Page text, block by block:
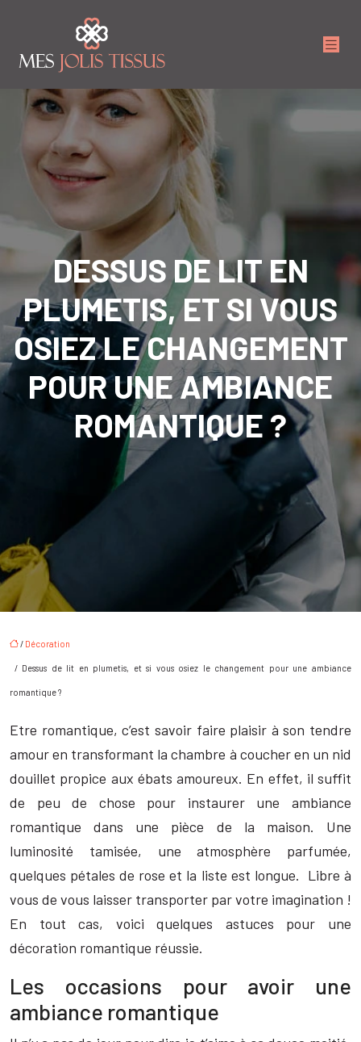
DESSUS DE LIT EN
PLUMETIS, ET SI VOUS
OSIEZ LE CHANGEMENT
POUR UNE AMBIANCE
ROMANTIQUE ?
/ Décoration
/ Dessus de lit en plumetis, et si vous osiez le changement pour une ambiance
romantique ?
Etre romantique, c’est savoir faire plaisir à son tendre
amour en transformant la chambre à coucher en un nid
douillet propice aux ébats amoureux. En effet, il suffit
de peu de chose pour instaurer une ambiance
romantique dans une pièce de la maison. Une
luminosité tamisée, une atmosphère parfumée,
quelques pétales de rose et la liste est longue. Libre à
vous de vous laisser transporter par votre imagination !
En tout cas, voici quelques astuces pour une
décoration romantique réussie.
Les occasions pour avoir une
ambiance romantique